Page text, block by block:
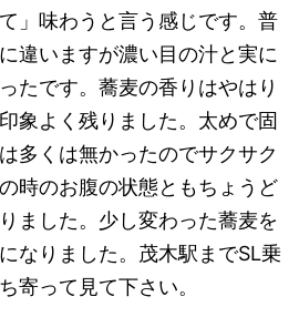
」味わうと言う感じです。普
違いますが濃い目の汁と実に
たです。蕎麦の香りはやはり
象よく残りました。太めで固
多くは無かったのでサクサク
時のお腹の状態ともちょうど
ました。少し変わった蕎麦を
なりました。茂木駅までSL乗
寄って見て下さい。